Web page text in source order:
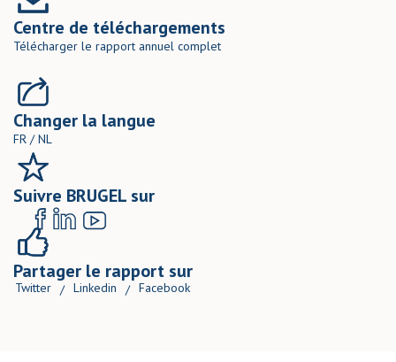
Centre de téléchargements
Télécharger le rapport annuel complet
Changer la langue
FR /NL
Suivre BRUGEL sur
Partager le rapport sur
Twitter / Linkedin / Facebook